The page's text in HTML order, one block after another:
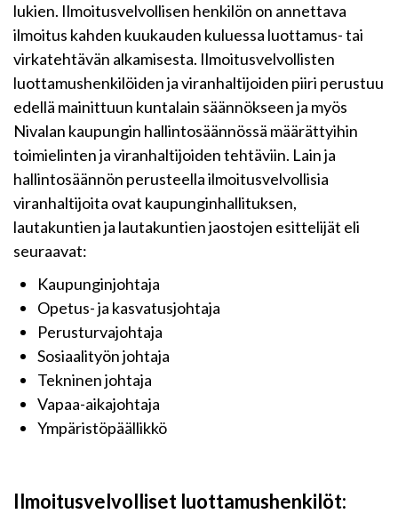
lukien. Ilmoitusvelvollisen henkilön on annettava
ilmoitus kahden kuukauden kuluessa luottamus- tai
virkatehtävän alkamisesta. Ilmoitusvelvollisten
luottamushenkilöiden ja viranhaltijoiden piiri perustuu
edellä mainittuun kuntalain säännökseen ja myös
Nivalan kaupungin hallintosäännössä määrättyihin
toimielinten ja viranhaltijoiden tehtäviin. Lain ja
hallintosäännön perusteella ilmoitusvelvollisia
viranhaltijoita ovat kaupunginhallituksen,
lautakuntien ja lautakuntien jaostojen esittelijät eli
seuraavat:
Kaupunginjohtaja
Opetus- ja kasvatusjohtaja
Perusturvajohtaja
Sosiaalityön johtaja
Tekninen johtaja
Vapaa-aikajohtaja
Ympäristöpäällikkö
Ilmoitusvelvolliset luottamushenkilöt: